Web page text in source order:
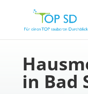
in Bad